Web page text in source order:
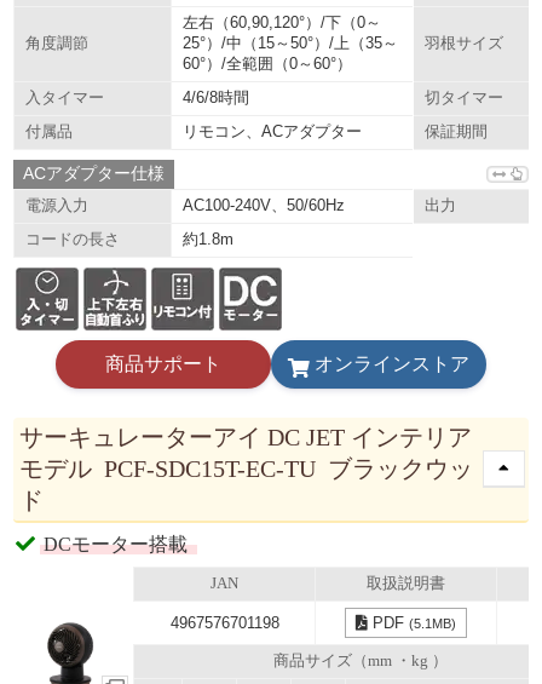
角度調節
左右（60,90,120°）/下（0～
25°）/中（15～50°）/上（35～
60°）/全範囲（0～60°）
羽根サイズ
入タイマー 4/6/8時間
切タイマー
付属品
リモコン、ACアダプター 保証期間
ACアダプター仕様
電源入力 AC100-240V、50/60Hz
出力
コードの長さ
約1.8m
商品サポート オンラインストア
サーキュレーターアイ DC JET インテリア
モデル PCF-SDC15T-EC-TU ブラックウッ
ド
DCモーター搭載
JAN 取扱説明書
4967576701198 PDF(5.1MB)
商品サイズ（mm ・kg ）